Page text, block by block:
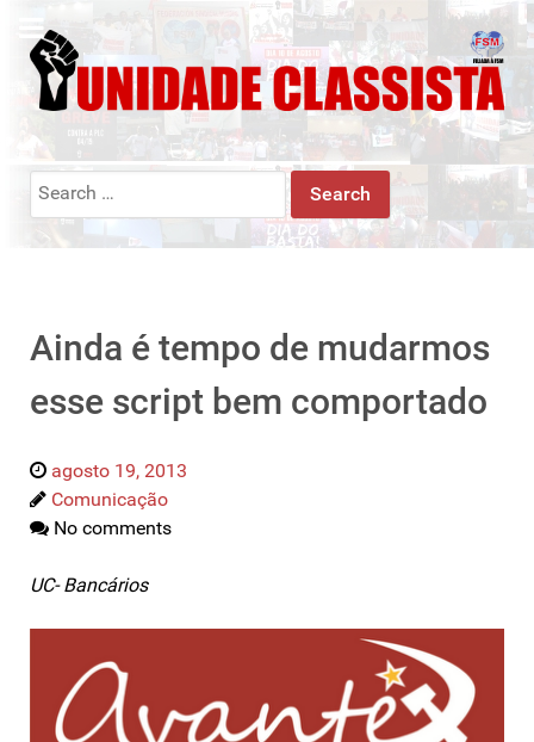
Search
Ainda é tempo de mudarmos
esse script bem comportado
agosto 19, 2013
Comunicação
No comments
UC- Bancários